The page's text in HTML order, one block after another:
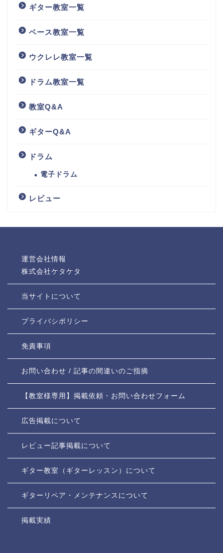
ギター教室一覧
ベース教室一覧
ウクレレ教室一覧
ドラム教室一覧
教室Q&A
ギターQ&A
ドラム
電子ドラム
レビュー
運営会社情報
株式会社ケタケタ
当サイトについて
プライバシポリシー
免責事項
お問い合わせ / 記事の間違いのご指摘
【教室様専用】掲載依頼・お問い合わせフォーム
広告掲載について
レビュー記事掲載について
ギター教室（ギターレッスン）について
ギターリペア・メンテナンスについて
掲載実績